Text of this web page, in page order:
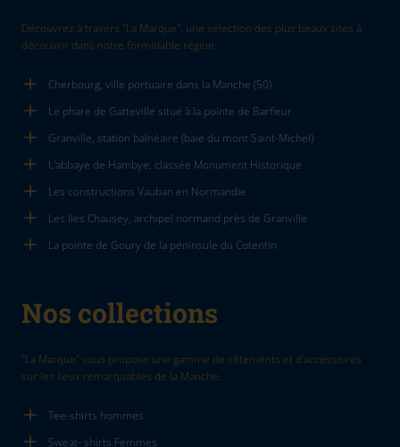
Découvrez à travers "La Marque", une sélection des plus beaux sites à
découvrir dans notre formidable région.
Cherbourg, ville portuaire dans la Manche (50)
Le phare de Gatteville situé à la pointe de Barfleur
Granville, station balnéaire (baie du mont Saint-Michel)
L'abbaye de Hambye, classée Monument Historique
Les constructions Vauban en Normandie
Les Iles Chausey, archipel normand près de Granville
La pointe de Goury de la péninsule du Cotentin
Nos collections
"La Marque" vous propose une gamme de vêtements et d'accessoires
sur les lieux remarquables de la Manche.
Tee-shirts hommes
Sweat- shirts Femmes